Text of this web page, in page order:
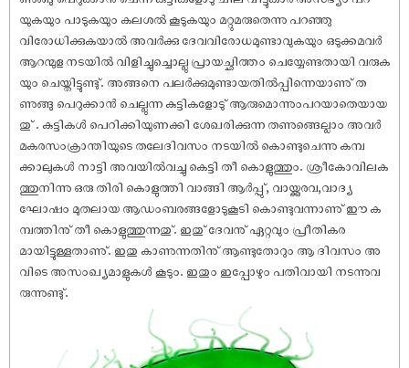
യുകയും പാടുകയും കലശൽ കൂടുകയും മറ്റുമരുതെന്നു പറഞ്ഞു
വിരോധിക്കുകയാൽ അവർക്കു ദേവവിരോധമുണ്ടാവുകയും ഒടുക്കമവർ
ആറന്മുള നടയിൽ വിളിച്ചുച്ചൊല്ലു പ്രായച്ഛിത്തം ചെയ്യേണ്ടതായി വരുക
യും ചെയ്തിട്ടുണ്ടു്. അങ്ങനെ പലർക്കുമുണ്ടായതിൽപ്പിന്നെയാണു് ത
ണുങ്ങു പെറുക്കാൻ ചെല്ലുന്ന കുട്ടികളോടു് ആരുമൊന്നുംപറയാതെയായ
തു് . കുട്ടികൾ പെറിക്കിയുണക്കി ശേഖരിക്കുന്ന തണുങ്ങെല്ലാം അവർ
മകരസംക്രാന്തിയുടെ തലേദിവസം നടയിൽ കൊണ്ടുചെന്നു കമ്പ
ക്കാലുകൾ നാട്ടി അവയിൽവച്ചു കെട്ടി തീ കൊളുത്തും. ശ്രീകോവിലക
ത്തുനിന്നു ഒരു തിരി കൊളുത്തി വാങ്ങി ആർപ്പു്, വായ്ക്കുരവ,വാദ്യ
ഘോ‌ഷം മുതലായ ആഡംബരങ്ങളോടുകൂടി കൊണ്ടുവന്നാണു് ഈ ക
മ്പത്തിനു് തീ കൊളുത്തുന്നതു്. ഇതു് ദേവനു് ഏറ്റവും പ്രീതികര
മായിട്ടുള്ളതാണു്. ഇതു കാണുന്നതിനു് ആണ്ടുതോറും ആ ദിവസം അ
വിടെ അസംഖ്യമാളുകൾ കൂടും. ഇതും ഇപ്പോഴും പതിവായി നടന്നുവ
രുന്നുണ്ടു്.